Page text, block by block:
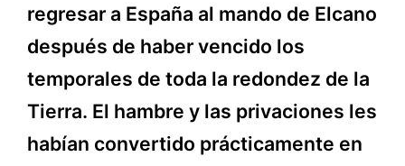
regresar a España al mando de Elcano
después de haber vencido los
temporales de toda la redondez de la
Tierra. El hambre y las privaciones les
habían convertido prácticamente en